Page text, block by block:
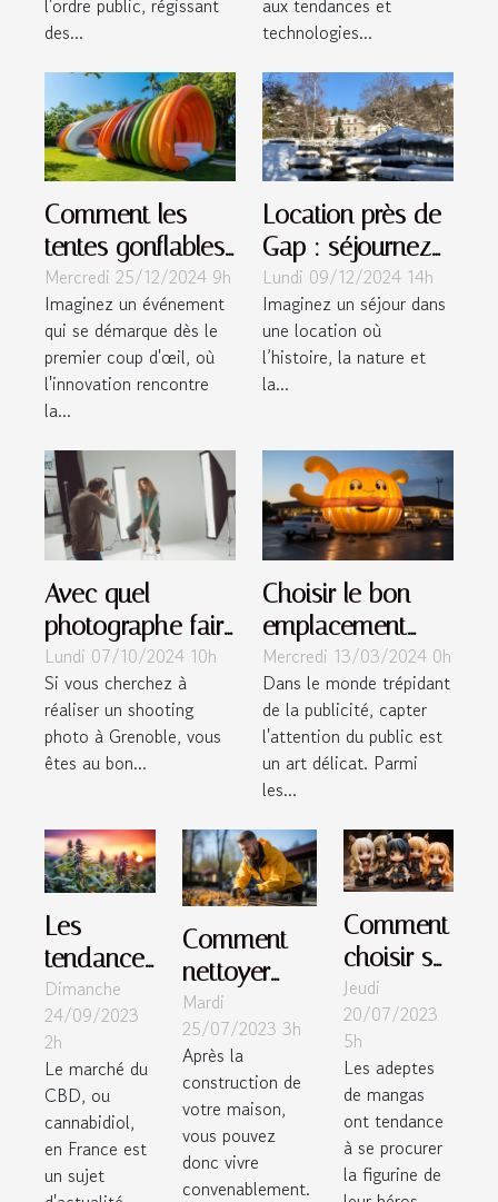
l'ordre public, régissant
des...
aux tendances et
technologies...
Comment les
tentes gonflables
peuvent
dynamiser vos
événements
Mercredi 25/12/2024 9h
Imaginez un événement
qui se démarque dès le
premier coup d'œil, où
l'innovation rencontre
la...
Location près de
Gap : séjournez
dans l’un des
châteaux de
Montmaur !
Lundi 09/12/2024 14h
Imaginez un séjour dans
une location où
l’histoire, la nature et
la...
Avec quel
photographe faire
un shooting
photo à Grenoble
?
Lundi 07/10/2024 10h
Si vous cherchez à
réaliser un shooting
photo à Grenoble, vous
êtes au bon...
Choisir le bon
emplacement
pour maximiser
l'efficacité des
publicités
gonflables
Mercredi 13/03/2024 0h
Dans le monde trépidant
de la publicité, capter
l'attention du public est
un art délicat. Parmi
les...
Les
tendances
actuelles
du
marché
du CBD
en France
Dimanche
24/09/2023
2h
Le marché du
CBD, ou
cannabidiol,
en France est
un sujet
Comment
nettoyer
efficacement
votre toiture
?
Mardi
25/07/2023 3h
Après la
construction de
votre maison,
vous pouvez
donc vivre
convenablement.
Comment
choisir sa
figurine
manga ?
Jeudi
20/07/2023
5h
Les adeptes
de mangas
ont tendance
à se procurer
la figurine de